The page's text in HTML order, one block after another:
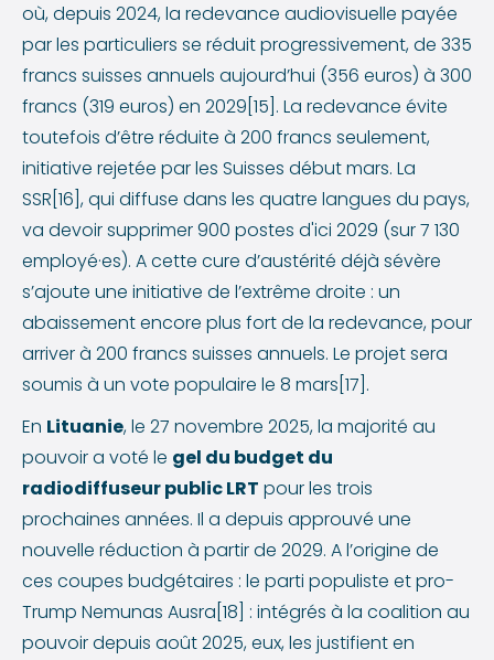
où, depuis 2024, la redevance audiovisuelle payée
par les particuliers se réduit progressivement, de 335
francs suisses annuels aujourd’hui (356 euros) à 300
francs (319 euros) en 2029[15]. La redevance évite
toutefois d’être réduite à 200 francs seulement,
initiative rejetée par les Suisses début mars. La
SSR[16], qui diffuse dans les quatre langues du pays,
va devoir supprimer 900 postes d'ici 2029 (sur 7 130
employé·es). A cette cure d’austérité déjà sévère
s’ajoute une initiative de l’extrême droite : un
abaissement encore plus fort de la redevance, pour
arriver à 200 francs suisses annuels. Le projet sera
soumis à un vote populaire le 8 mars[17].
En Lituanie, le 27 novembre 2025, la majorité au
pouvoir a voté le gel du budget du
radiodiffuseur public LRT pour les trois
prochaines années. Il a depuis approuvé une
nouvelle réduction à partir de 2029. A l’origine de
ces coupes budgétaires : le parti populiste et pro-
Trump Nemunas Ausra[18] : intégrés à la coalition au
pouvoir depuis août 2025, eux, les justifient en